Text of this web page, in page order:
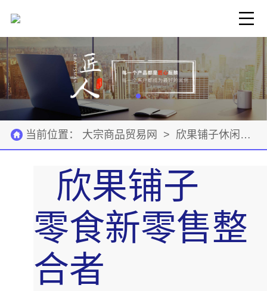
当前位置： 大宗商品贸易网 > 欣果铺子休闲零食
欣果铺子
零食新零售整
合者